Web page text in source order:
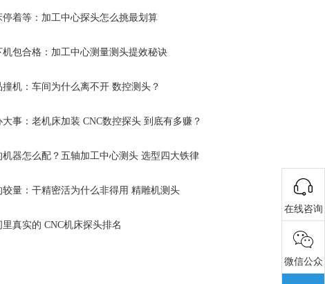
停着等：加工中心探头怎么挑最划算
机包合格：加工中心测量测头提效秘诀
撞机：车间为什么离不开 数控测头？
事：老机床加装 CNC数控探头 到底有多赚？
机器怎么配？五轴加工中心测头 选型四大铁律
较量：干精密活为什么非得用 精雕机测头
真实的 CNC机床探头排名
在线咨询
微信公众